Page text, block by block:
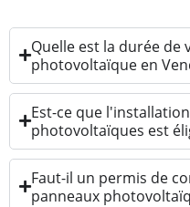
Quelle est la durée de
photovoltaïque en
Est-ce que
photovoltaïques est
Faut-il un permis de
panneaux